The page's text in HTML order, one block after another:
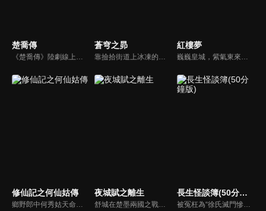
楚喬傳
《楚喬傳》陸劇線上看。西魏年間亂世混戰，奴籍少女楚喬幸得燕北世子燕洵與宇文玥暗中相救，並經過宇文玥嚴厲訓練後成為諜者。同時與燕洵結下深厚友誼。但燕洵在家族滿門被滅後，回到燕北割據稱雄，楚喬在絕望中與他分道揚鑣。與力求「天下一統、釋奴止戈」的宇文玥並肩作戰，粉碎燕洵的復仇計劃…
蒼穹之昴
靠撿拾街道上冰凍的牛糞馬糞維生的窮小子春兒，遇到了占星師白婆婆，白婆婆説他是天上的昴宿星降生，他的命與乾隆、秦始皇一樣，未來將“盡取中國一切財寶納入囊中”。後來，他自閹入宮，經過一番奮鬥與賣命，成為慈禧太后身邊的大紅人，接替李蓮英之位，不經意地被捲入政治的漩渦...
紅樓夢
巍巍皇城，紫氣東來。賈史王薛四大家族，盡享潑天財富，卻不知富貴終有盡。在榮國府，公子哥賈寶玉與好姐妹們無憂無慮地成長。他與林黛玉兩小無猜，互有所屬，然幾番試探，倒惹得誤會連連。繁花爛漫、歌舞昇平的大觀園，兒女情長何處尋，生離死別自悲吟，一任如花美眷為暴風雨摧殘凋零。
修仙記之何仙姑傳 夜城賦之離生
舒城在楚墨兩國之戰中落敗，並成為了墨國五皇女莫茴的魂器。失去自我意識的舒城跟隨姐姐莫茹回到墨國，面對失而復得的妹妹，莫茹欣喜又憂慮。為了保護親人和國家她棄醫從戎，甚至為了保護莫茴不惜被砍掉一條手臂，然而這一切都阻擋不了局勢的動盪不安...
長生怪談簿(50分鐘版)
被冤枉為“徐氏滅門慘案”兇手的主人公在多年後深陷倖存者的複仇圈套，成功說服其共同對抗真兇，並找出真相的故事。整個故事發生在一個荒山客棧，眾人鬥智斗勇，一步步揭開每個人的秘密，還原案件本來面目。